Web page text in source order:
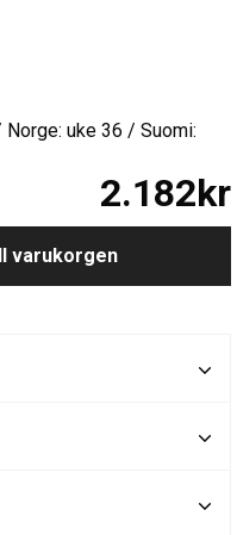
uke 36 / Suomi:
2.182kr
varukorgen